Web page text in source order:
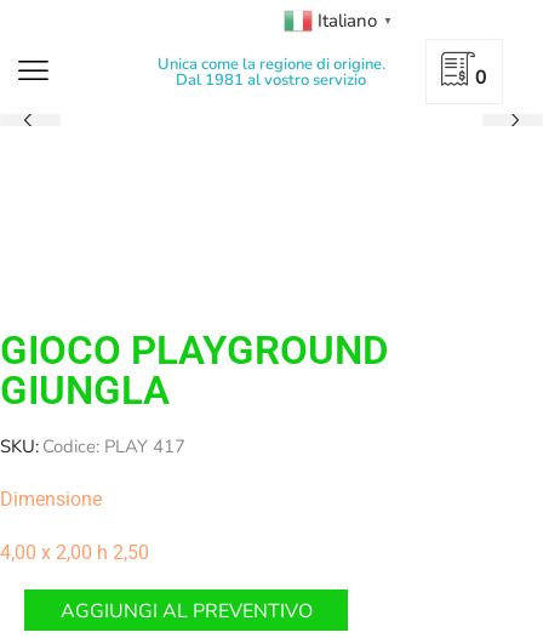
Italiano ▼
Unica come la regione di origine.
Dal 1981 al vostro servizio 0
GIOCO PLAYGROUND
GIUNGLA
SKU: Codice: PLAY 417
Dimensione
4,00 x 2,00 h 2,50
AGGIUNGI AL PREVENTIVO